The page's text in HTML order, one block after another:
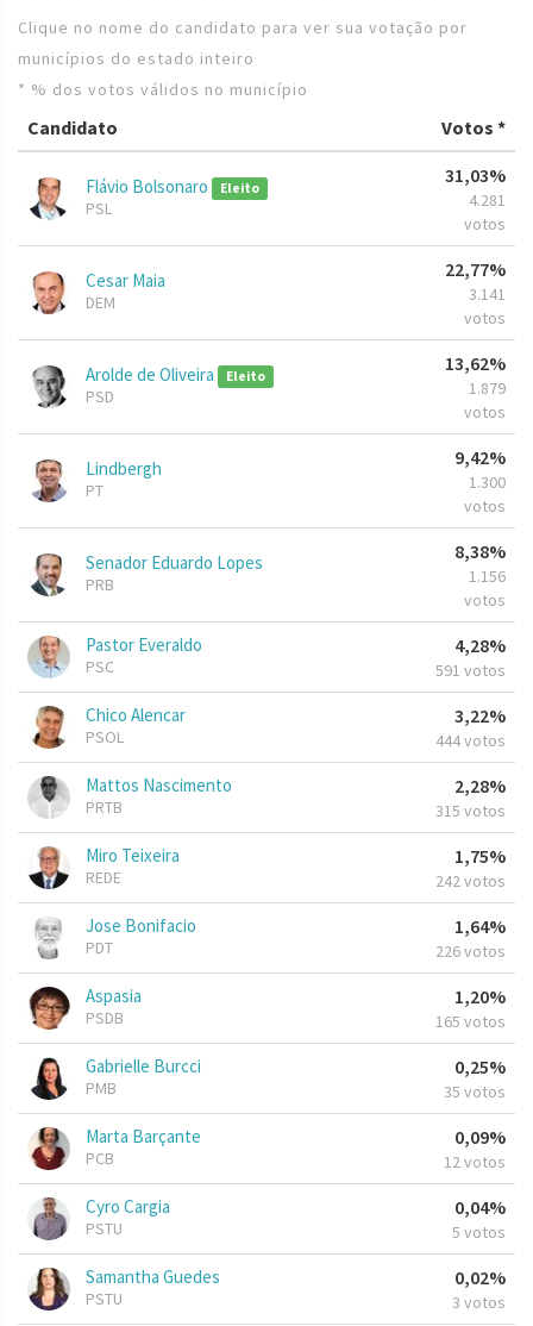
Clique no nome do candidato para ver sua votação por
municípios do estado inteiro
* % dos votos válidos no município
Candidato Votos *
Flávio Bolsonaro Eleito
PSL
31,03%
4.281
votos
Cesar Maia
DEM
22,77%
3.141
votos
Arolde de Oliveira Eleito
PSD
13,62%
1.879
votos
Lindbergh
PT
9,42%
1.300
votos
Senador Eduardo Lopes
PRB
8,38%
1.156
votos
Pastor Everaldo
PSC
4,28%
591 votos
Chico Alencar
PSOL
3,22%
444 votos
Mattos Nascimento
PRTB
2,28%
315 votos
Miro Teixeira
REDE
1,75%
242 votos
Jose Bonifacio
PDT
1,64%
226 votos
Aspasia
PSDB
1,20%
165 votos
Gabrielle Burcci
PMB
0,25%
35 votos
Marta Barçante
PCB
0,09%
12 votos
Cyro Cargia
PSTU
0,04%
5 votos
Samantha Guedes
PSTU
0,02%
3 votos